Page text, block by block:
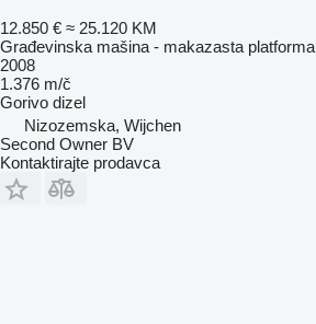
12.850 € ≈ 25.120 KM
Građevinska mašina - makazasta platforma
2008
1.376 m/č
Gorivo dizel
Nizozemska, Wijchen
Second Owner BV
Kontaktirajte prodavca